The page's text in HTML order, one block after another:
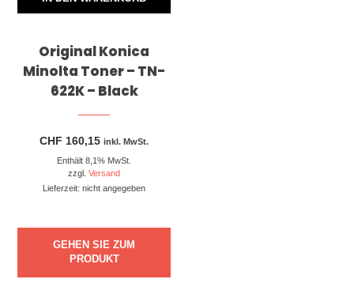
Original Konica
Minolta Toner – TN-
622K – Black
CHF 160,15 inkl. MwSt.
Enthält 8,1% MwSt.
zzgl.Versand
Lieferzeit: nicht angegeben
GEHEN SIE ZUM
PRODUKT